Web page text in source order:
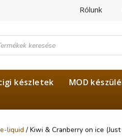
Rólunk
készletek MOD
liquid / Kiwi & Cranberry on ice